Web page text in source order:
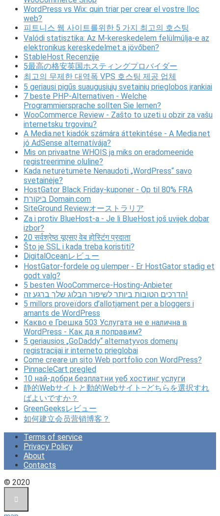
WordPress vs Wix: quin triar per crear el vostre lloc
web?
피트니스 웹 사이트를위한 5 가지 최고의 호스팅
Valódi statisztika: Az M-kereskedelem felülmúlja-e az
elektronikus kereskedelmet a jövőben?
StableHost Recenzije
5最高の格安英国ホスティングプロバイダー
최고의 무제한 대역폭 VPS 호스팅 제공 업체
5 geriausi pigūs suaugusiųjų svetainių prieglobos įrankiai
7 beste PHP-Alternativen - Welche
Programmiersprache sollten Sie lernen?
WooCommerce Review - Zašto to uzeti u obzir za vašu
internetsku trgovinu?
A Media.net kiadók számára áttekintése - A Media.net
jó AdSense alternatívája?
Mis on privaatne WHOIS ja miks on eradomeenide
registreerimine oluline?
Kada neturėtumėte Nenaudoti „WordPress“ savo
svetainėje?
HostGator Black Friday-kuponer - Op til 80% FRA
ביקורת Domain.com
SiteGround Reviewオーストラリア
Za i protiv BlueHost-a - Je li BlueHost još uvijek dobar
izbor?
20 सर्वश्रेष्ठ यूएसए वेब होस्टिंग प्रदाता
Što je SSL i kada treba koristiti?
DigitalOceanレビュー
HostGator-fordele og ulemper - Er HostGator stadig et
godt valg?
5 besten WooCommerce-Hosting-Anbieter
הדרכים הטובות ביותר לשיפור הבלוג שלך ברגע זה!
5 millors proveïdors d’allotjament per a bloggers i
amants de WordPress
Какво е Грешка 503 Услугата не е налична в
WordPress - Как да я поправим?
5 geriausios „GoDaddy“ alternatyvos domenų
registracijai ir interneto prieglobai
Come creare un sito Web portfolio con WordPress?
PinnacleCart pregled
10 най-добри безплатни уеб хостинг услуги
静的Webサイトと動的Webサイト–どちらを選択すれ
ばよいですか？
GreenGeeksレビュー
如何建立会员营销博客？
Terms of service
Privacy Policy
About
Contacts
© 2020